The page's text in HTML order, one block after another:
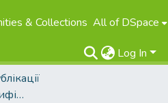
& Collections All of DSpace
Log In
Законодавство і сертифікація